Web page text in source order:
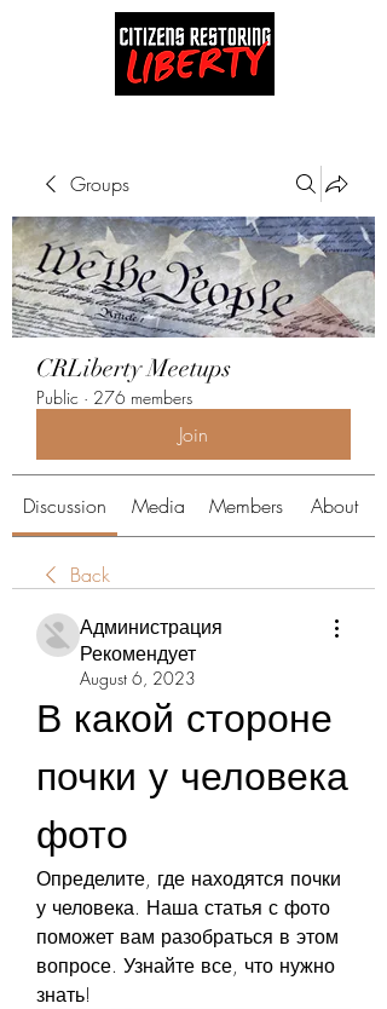
Groups
CRLiberty Meetups
Public · 276 members
Join
Discussion Media Members About
Back
Администрация
Рекомендует
August 6, 2023
В какой стороне
почки у человека
фото
Определите, где находятся почки
у человека. Наша статья с фото
поможет вам разобраться в этом
вопросе. Узнайте все, что нужно
знать!